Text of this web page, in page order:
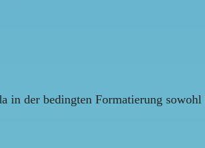
in der bedingten Formatierung